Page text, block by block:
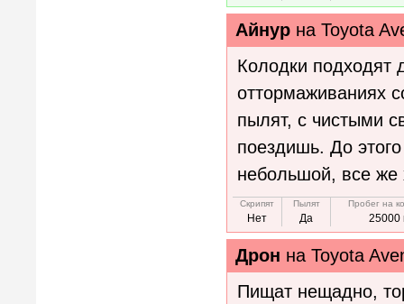
Айнур на Toyota
Колодки подходят
оттормаживаниях
пылят, с чистыми
поездишь. До
небольшой, все же
Скрипят
Нет
Пылят
Да
Пробег на
25000
Дрон на Toyota
Пищат нещадно,